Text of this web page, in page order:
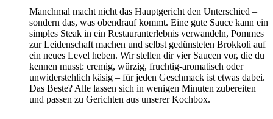
Manchmal macht nicht das Hauptgericht den Unterschied –
sondern das, was obendrauf kommt. Eine gute Sauce kann ein
simples Steak in ein Restauranterlebnis verwandeln, Pommes
zur Leidenschaft machen und selbst gedünsteten Brokkoli auf
ein neues Level heben. Wir stellen dir vier Saucen vor, die du
kennen musst: cremig, würzig, fruchtig-aromatisch oder
unwiderstehlich käsig – für jeden Geschmack ist etwas dabei.
Das Beste? Alle lassen sich in wenigen Minuten zubereiten
und passen zu Gerichten aus unserer Kochbox.